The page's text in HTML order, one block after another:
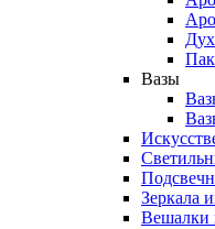
Вазы
Зеркала
Вешалки